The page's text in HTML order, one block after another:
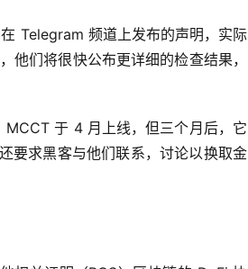
Telegram 频道上发布的声明，实际
们将很快公布更详细的检查结果，
于 4 月上线，但三个月后，它
要求黑客与他们联系，讨论以换取金